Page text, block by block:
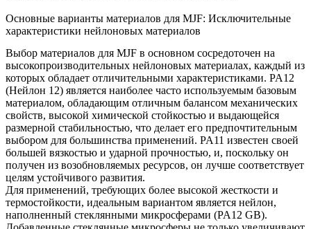
Основные варианты материалов для MJF: Исключительные
характеристики нейлоновых материалов
Выбор материалов для MJF в основном сосредоточен на
высокопроизводительных нейлоновых материалах, каждый из
которых обладает отличительными характеристиками. PA12
(Нейлон 12) является наиболее часто используемым базовым
материалом, обладающим отличным балансом механических
свойств, высокой химической стойкостью и выдающейся
размерной стабильностью, что делает его предпочтительным
выбором для большинства применений. PA11 известен своей
большей вязкостью и ударной прочностью, и, поскольку он
получен из возобновляемых ресурсов, он лучше соответствует
целям устойчивого развития.
Для применений, требующих более высокой жесткости и
термостойкости, идеальным вариантом является нейлон,
наполненный стеклянными микросферами (PA12 GB).